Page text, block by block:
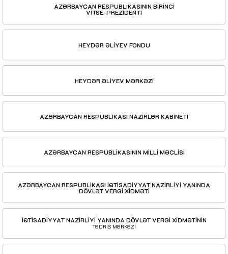
AZƏRBAYCAN RESPUBLİKASININ BİRİNCİ
VİTSE-PREZİDENTİ
HEYDƏR ƏLİYEV FONDU
HEYDƏR ƏLİYEV MƏRKƏZİ
AZƏRBAYCAN RESPUBLİKASI NAZİRLƏR KABİNETİ
AZƏRBAYCAN RESPUBLİKASININ MİLLİ MƏCLİSİ
AZƏRBAYCAN RESPUBLİKASI İQTİSADİYYAT NAZİRLİYİ YANINDA
DÖVLƏT VERGİ XİDMƏTİ
İQTİSADİYYAT NAZİRLİYİ YANINDA DÖVLƏT VERGİ XİDMƏTİNİN
TƏDRİS MƏRKƏZİ